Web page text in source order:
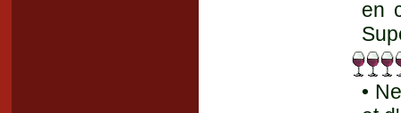
en
•